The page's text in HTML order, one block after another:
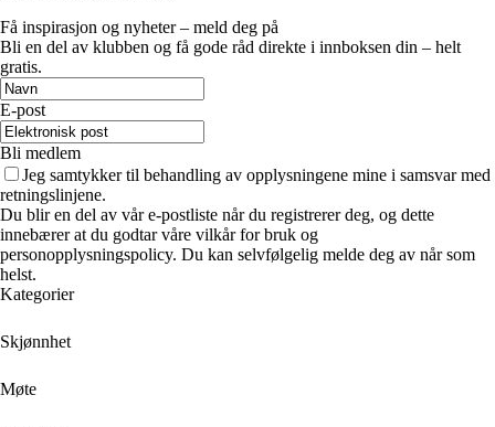
Få inspirasjon og nyheter – meld deg på
Bli en del av klubben og få gode råd direkte i innboksen din – helt
gratis.
E-post
Bli medlem
Jeg samtykker til behandling av opplysningene mine i samsvar med
retningslinjene.
Du blir en del av vår e-postliste når du registrerer deg, og dette
innebærer at du godtar våre vilkår for bruk og
personopplysningspolicy. Du kan selvfølgelig melde deg av når som
helst.
Kategorier
Skjønnhet
Møte